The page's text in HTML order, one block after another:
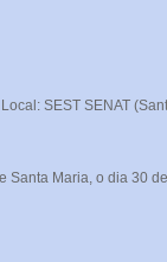
SEST SENAT
Santa Maria, o dia 30